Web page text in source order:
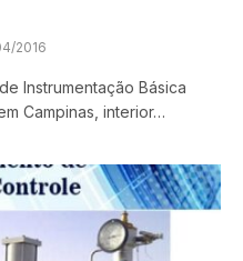
2016
Instrumentação Básica
Campinas, interior…